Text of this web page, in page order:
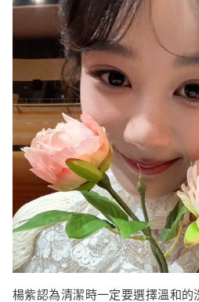
楊紫認為清潔時一定要選擇溫和的